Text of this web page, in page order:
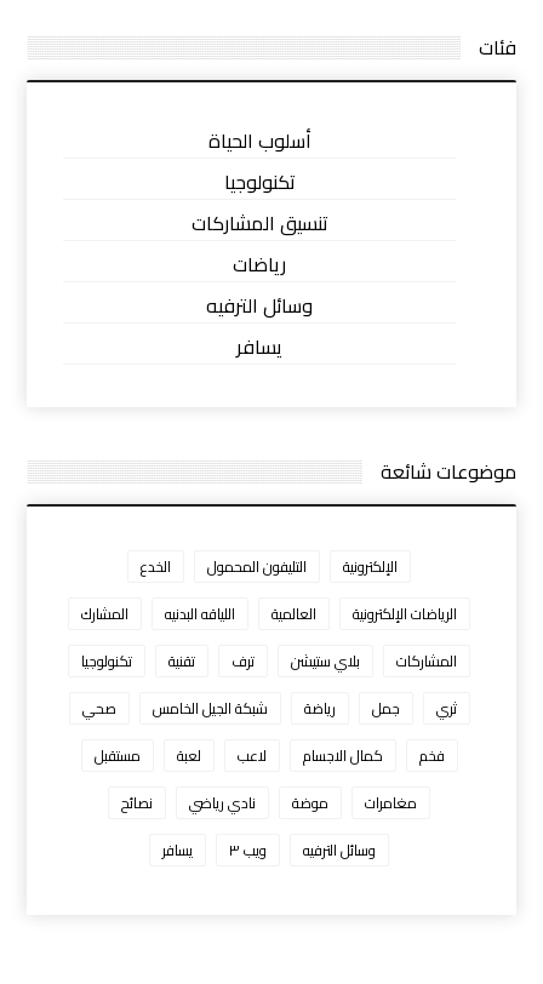
فئات
أسلوب الحياة
تكنولوجيا
تنسيق المشاركات
رياضات
وسائل الترفيه
يسافر
موضوعات شائعة
الإلكترونية التليفون المحمول
الخدع
الرياضات الإلكترونية
العالمية اللياقه البدنيه
المشارك
المشاركات
بلاي ستيشن ترف تقنية
تكنولوجيا
ثري
جمل رياضة شبكة الجيل الخامس
صحي
فخم
كمال الاجسام لاعب لعبة
مستقبل
مغامرات
موضة نادي رياضي
نصائح
وسائل الترفيه
ويب ٣ يسافر